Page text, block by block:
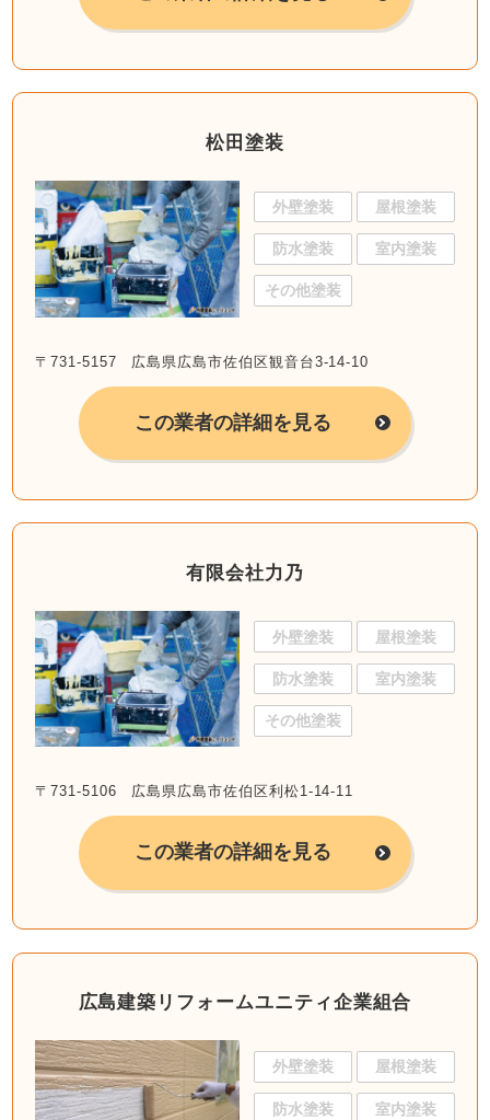
松田塗装
外壁塗装 屋根塗装
防水塗装 室内塗装
その他塗装
〒731-5157 広島県広島市佐伯区観音台3-14-10
この業者の詳細を見る
有限会社力乃
外壁塗装 屋根塗装
防水塗装 室内塗装
その他塗装
〒731-5106 広島県広島市佐伯区利松1-14-11
この業者の詳細を見る
広島建築リフォームユニティ企業組合
外壁塗装 屋根塗装
防水塗装 室内塗装